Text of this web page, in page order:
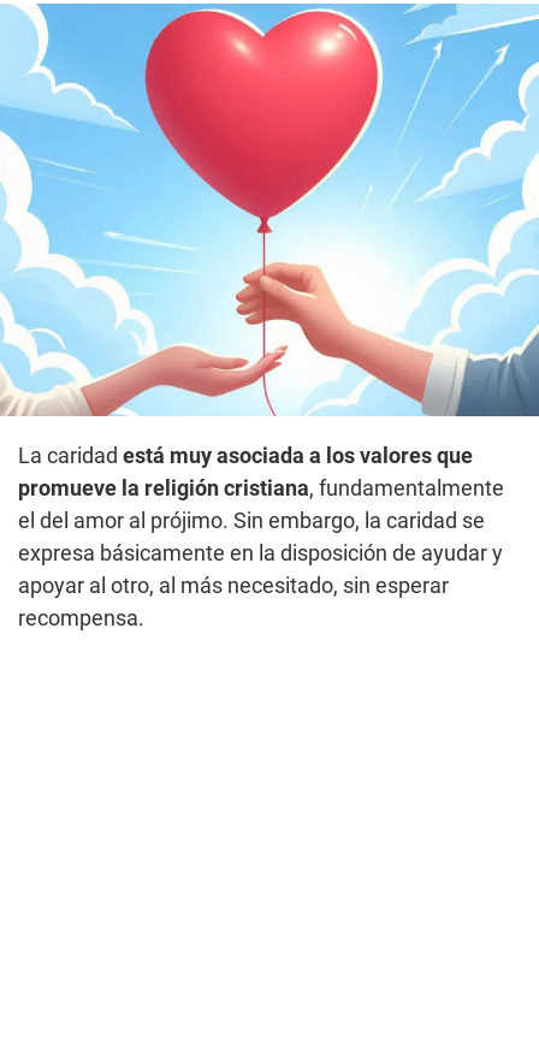
La caridad está muy asociada a los valores que
promueve la religión cristiana, fundamentalmente
el del amor al prójimo. Sin embargo, la caridad se
expresa básicamente en la disposición de ayudar y
apoyar al otro, al más necesitado, sin esperar
recompensa.